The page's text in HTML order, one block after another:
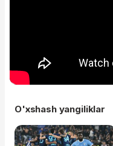
O'xshash yangiliklar